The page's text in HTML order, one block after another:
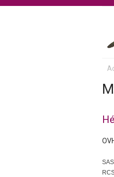
E
h
a
L